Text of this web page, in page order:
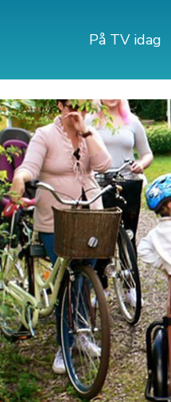
På TV idag